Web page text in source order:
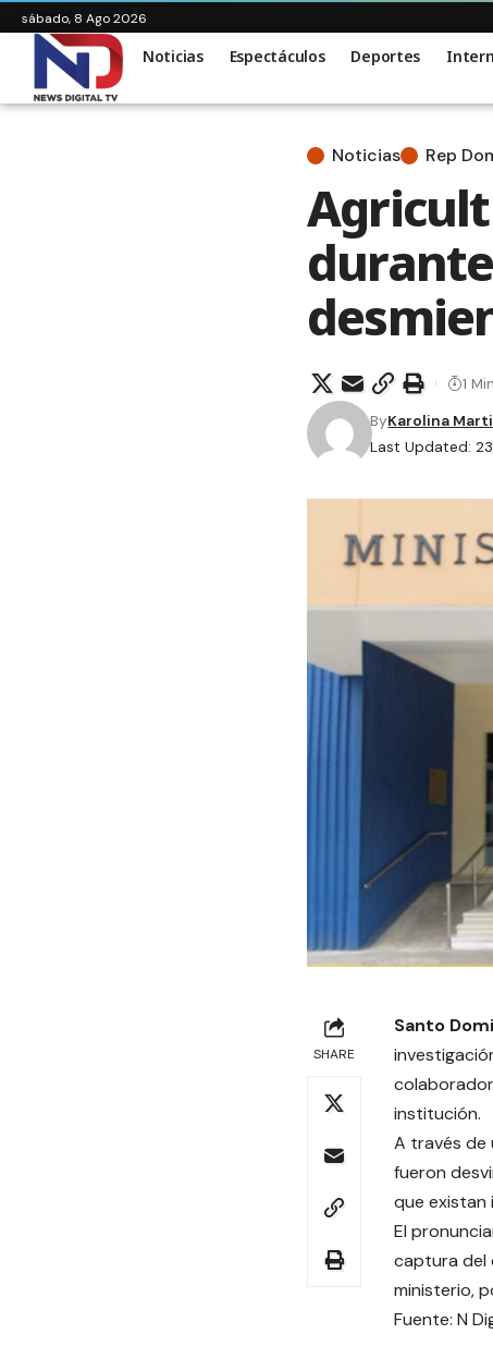
sábado, 8 Ago 2026
Noticias Espectáculos Deportes
Noticias Rep
Last Updated:
ByKarolina
1
SHARE
Santo
institución.
A través de
fueron
que existan
El
captura del
ministerio,
Fuente: N